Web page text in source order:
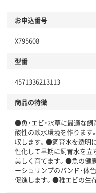
お申込番号
X795608
型番
4571336213113
商品の特徴
●魚・エビ・水草に最適な
酸性の軟水環境を作りま
収します。●飼育水を透明
性化して早期に飼育水を
美しく育てます。●魚の健
ーシュリンプのバンド・体
促進します。●稚エビの生